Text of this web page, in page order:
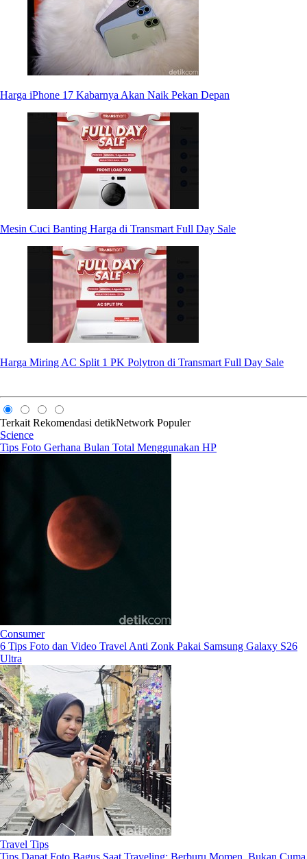
Harga iPhone 17 Kabarnya Akan Naik Pekan Depan
Mesin Cuci Banting Harga di Transmart Full Day Sale
Harga Miring AC Split 1 PK Polytron di Transmart Full Day Sale
Terkait Rekomendasi detikNetwork Populer
Science
Tips Foto Gerhana Bulan Total Menggunakan HP
Consumer
6 Tips Foto dan Video Travel Anti Zonk Pakai Samsung Galaxy S26
Ultra
Travel Tips
Tips Dapat Foto Bagus Saat Traveling: Berburu Momen, Bukan Cuma